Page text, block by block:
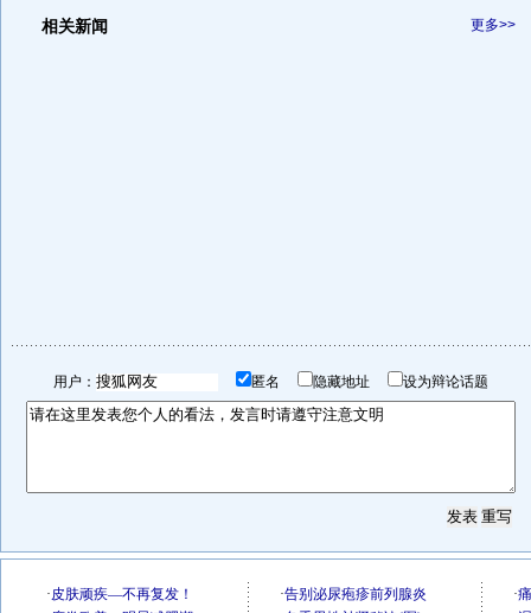
更多>>
相关新闻
用户： 匿名 隐藏地址 设为辩论话题